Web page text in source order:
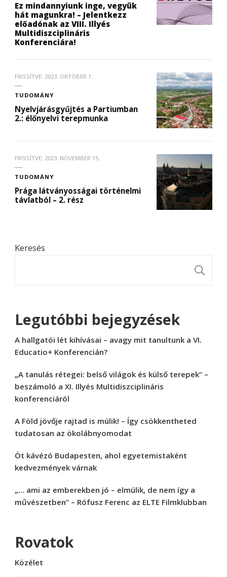
Ez mindannyiunk inge, vegyük
hát magunkra! – Jelentkezz
előadónak az VIII. Illyés
Multidiszciplináris
Konferenciára!
FRISSÍTVE: 2023. OKTÓBER 1.
TUDOMÁNY
Nyelvjárásgyűjtés a Partiumban
2.: élőnyelvi terepmunka
FRISSÍTVE: 2023. NOVEMBER 15.
TUDOMÁNY
Prága látványosságai történelmi
távlatból – 2. rész
Keresés
Legutóbbi bejegyzések
A hallgatói lét kihívásai – avagy mit tanultunk a VI.
Educatio+ Konferencián?
„A tanulás rétegei: belső világok és külső terepek” –
beszámoló a XI. Illyés Multidiszciplináris
konferenciáról
A Föld jövője rajtad is múlik! – Így csökkentheted
tudatosan az ökolábnyomodat
Öt kávézó Budapesten, ahol egyetemistaként
kedvezmények várnak
„… ami az emberekben jó – elmúlik, de nem így a
művészetben” – Rófusz Ferenc az ELTE Filmklubban
Rovatok
Közélet